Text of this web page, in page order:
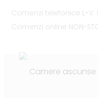
Comenzi telefonice L-V:
Comenzi online NON-